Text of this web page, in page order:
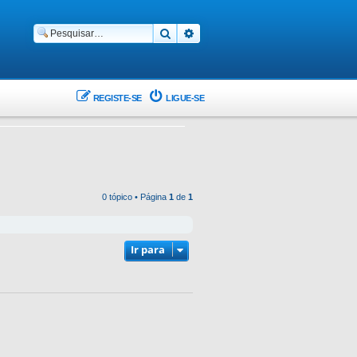
Pesquisar
LIGUE-SE
REGISTE-SE
0 tópico • Página 1 de 1
Ir para